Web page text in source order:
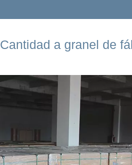
Cantidad a granel de